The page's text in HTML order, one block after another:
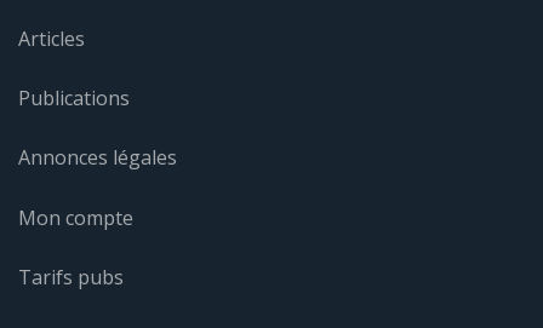
Articles
Publications
Annonces légales
Mon compte
Tarifs pubs